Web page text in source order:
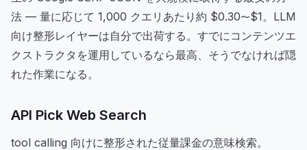
法 — 量に応じて 1,000 クエリあたり約 $0.30〜$1。LLM
向け整形レイヤーは自分で出荷する。すでにコンテンツエ
クストラクタを運用しているなら最高、そうでなければ隠
れた作業になる。
API Pick Web Search
tool calling 向けに整形された従量課金の意味検索。